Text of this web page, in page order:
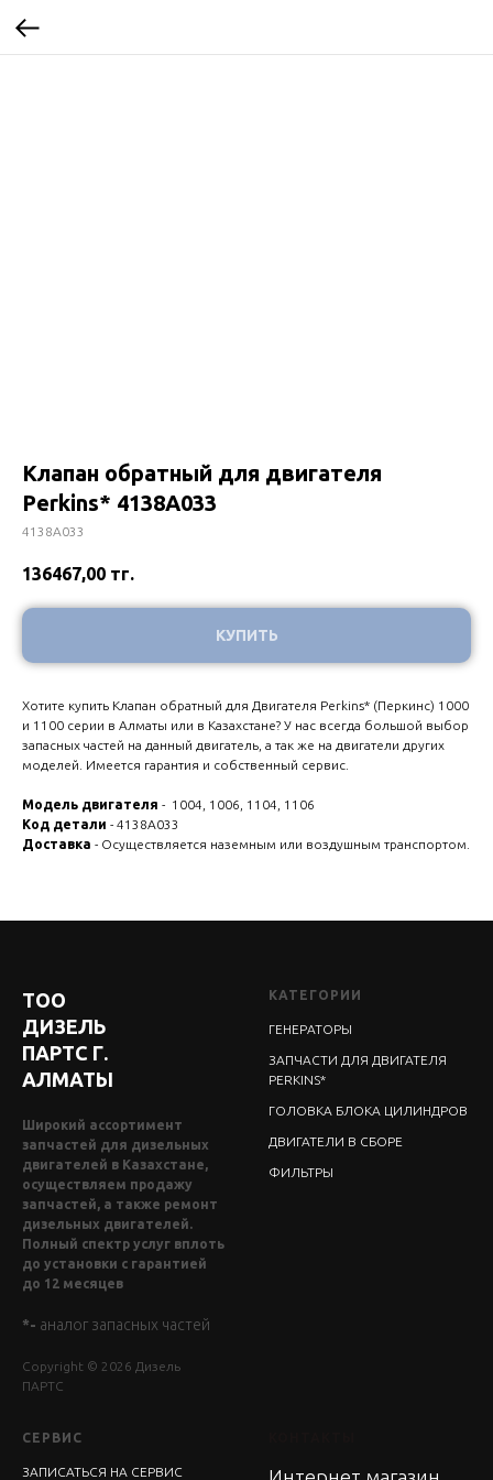
Клапан обратный для двигателя
Perkins* 4138A033
4138A033
136467,00 тг.
КУПИТЬ
Хотите купить Клапан обратный для Двигателя Perkins* (Перкинс) 1000
и 1100 серии в Алматы или в Казахстане? У нас всегда большой выбор
запасных частей на данный двигатель, а так же на двигатели других
моделей. Имеется гарантия и собственный сервис.
Модель двигателя - 1004, 1006, 1104, 1106
Код детали - 4138A033
Доставка - Осуществляется наземным или воздушным транспортом.
ТОО
ДИЗЕЛЬ
ПАРТС Г.
АЛМАТЫ
Широкий ассортимент
запчастей для дизельных
двигателей в Казахстане,
осуществляем продажу
запчастей, а также ремонт
дизельных двигателей.
Полный спектр услуг вплоть
до установки с гарантией
до 12 месяцев
*- аналог запасных частей
Copyright © 2026 Дизель
ПАРТС
КАТЕГОРИИ
ГЕНЕРАТОРЫ
ЗАПЧАСТИ ДЛЯ ДВИГАТЕЛЯ
PERKINS*
ГОЛОВКА БЛОКА ЦИЛИНДРОВ
ДВИГАТЕЛИ В СБОРЕ
ФИЛЬТРЫ
СЕРВИС
ЗАПИСАТЬСЯ НА СЕРВИС